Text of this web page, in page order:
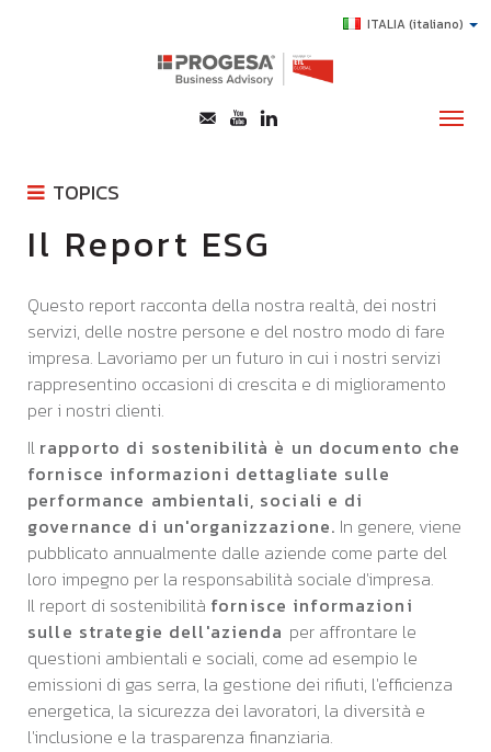
ITALIA(italiano)
SERVIZI
HIGHLIGHTS
E-LEARNING
AGEVOLAZIONI
SUCCESS STORY
CONTATTI
TOPICS
CENTRALE RISCHI
AAXCEL
T-CHECK
PARETO SOFTWARE
QLIK SENSE
IL REPORT ESG
ECONUP
ECOVADIS
CARBON FOOTPRINT
UPSIGHT
MINDSIGHT
Il Report ESG
Questo report racconta della nostra realtà, dei nostri
servizi, delle nostre persone e del nostro modo di fare
impresa. Lavoriamo per un futuro in cui i nostri servizi
rappresentino occasioni di crescita e di miglioramento
per i nostri clienti.
Il rapporto di sostenibilità è un documento che
fornisce informazioni dettagliate sulle
performance ambientali, sociali e di
governance di un'organizzazione. In genere, viene
pubblicato annualmente dalle aziende come parte del
loro impegno per la responsabilità sociale d'impresa.
Il report di sostenibilità fornisce informazioni
sulle strategie dell'azienda per affrontare le
questioni ambientali e sociali, come ad esempio le
emissioni di gas serra, la gestione dei rifiuti, l'efficienza
energetica, la sicurezza dei lavoratori, la diversità e
l'inclusione e la trasparenza finanziaria.